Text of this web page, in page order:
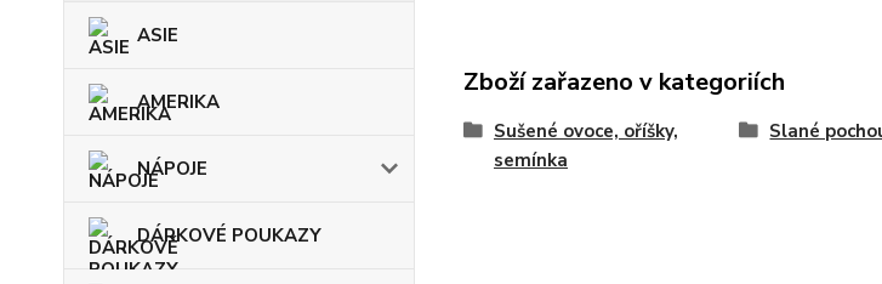
ASIE
AMERIKA
NÁPOJE
DÁRKOVÉ POUKAZY
Zboží zařazeno v kategoriích
Sušené ovoce, oříšky,
semínka
Slané